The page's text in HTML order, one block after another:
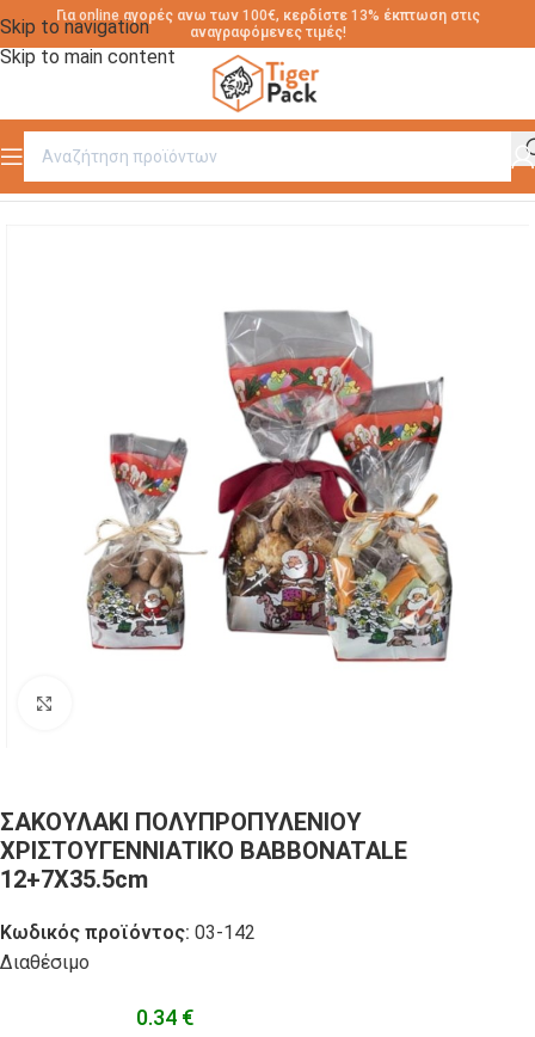
Skip to navigation
Skip to main content
Για online αγορές ανω των 100€, κερδίστε 13% έκπτωση στις
αναγραφόμενες τιμές!
Αρχική σελίδα / ΣΑΚΟΥΛΑΚΙΑ ΠΟΛΥΠΡΟΠΥΛΕΝΙΟΥ
ΣΑΚΟΥΛΑΚΙ ΠΟΛΥΠΡΟΠΥΛΕΝΙΟΥ
ΧΡΙΣΤΟΥΓΕΝΝΙΑΤΙΚΟ BABBONATALE
12+7X35.5cm
Κωδικός προϊόντος: 03-142
Διαθέσιμο
0.34 €